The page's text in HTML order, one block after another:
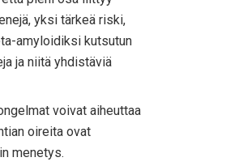
yksi tärkeä riski,
amyloidiksi kutsutun
ja niitä yhdistäviä
voivat aiheuttaa
oireita ovat
menetys.